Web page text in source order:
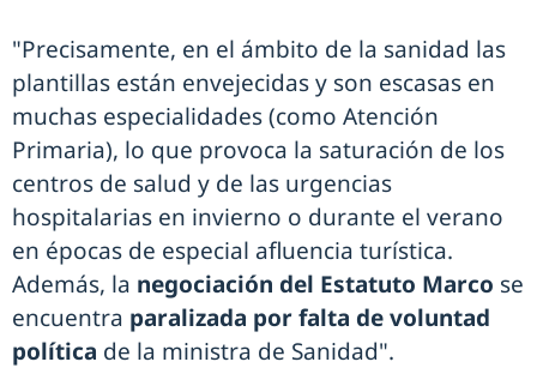
"Precisamente, en el ámbito de la sanidad las
plantillas están envejecidas y son escasas en
muchas especialidades (como Atención
Primaria), lo que provoca la saturación de los
centros de salud y de las urgencias
hospitalarias en invierno o durante el verano
en épocas de especial afluencia turística.
Además, la negociación del Estatuto Marco se
encuentra paralizada por falta de voluntad
política de la ministra de Sanidad".